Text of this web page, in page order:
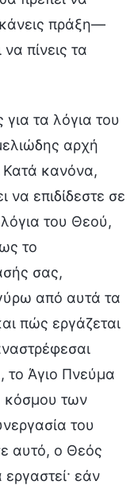
κάνεις πράξη—
πίνεις τα
τα λόγια του
αρχή
Κατά κανόνα,
να επιδίδεστε σε
του Θεού,
το
σας,
από αυτά τα
πώς εργάζεται
το Άγιο Πνεύμα
κόσμου των
του
αυτό, ο Θεός
εάν